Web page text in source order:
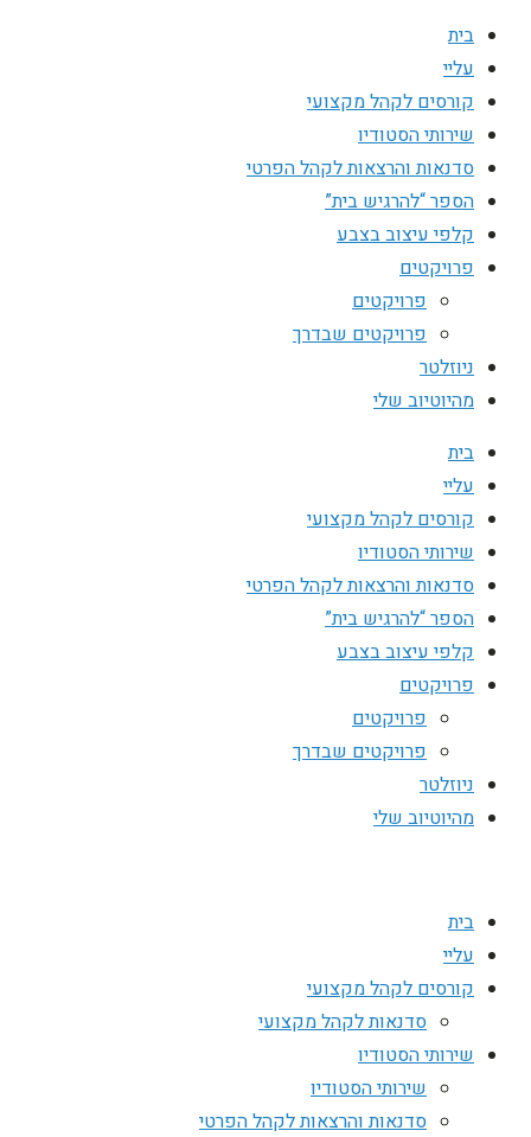
בית
עליי
קורסים לקהל מקצועי
שירותי הסטודיו
סדנאות והרצאות לקהל הפרטי
הספר “להרגיש בית”
קלפי עיצוב בצבע
פרויקטים
פרויקטים
פרויקטים שבדרך
ניוזלטר
מהיוטיוב שלי
בית
עליי
קורסים לקהל מקצועי
שירותי הסטודיו
סדנאות והרצאות לקהל הפרטי
הספר “להרגיש בית”
קלפי עיצוב בצבע
פרויקטים
פרויקטים
פרויקטים שבדרך
ניוזלטר
מהיוטיוב שלי
בית
עליי
קורסים לקהל מקצועי
סדנאות לקהל מקצועי
שירותי הסטודיו
שירותי הסטודיו
סדנאות והרצאות לקהל הפרטי